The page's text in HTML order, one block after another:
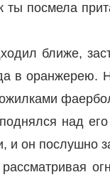
ты посмела
ближе,
в оранжерею.
над
и он послушно